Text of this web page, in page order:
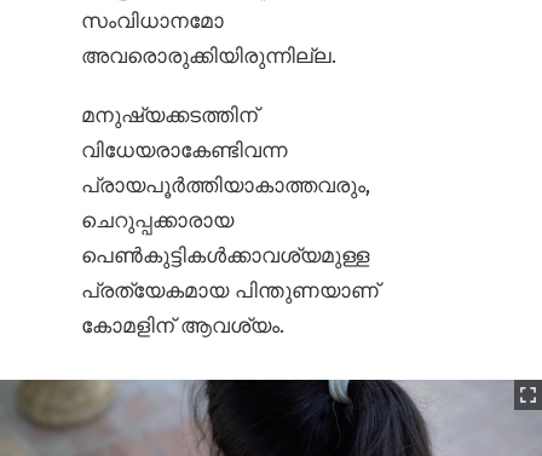
സംവിധാനമോ
അവരൊരുക്കിയിരുന്നില്ല.
മനുഷ്യക്കടത്തിന്
വിധേയരാകേണ്ടിവന്ന
പ്രായപൂർത്തിയാകാത്തവരും,
ചെറുപ്പക്കാരായ
പെൺകുട്ടികൾക്കാവശ്യമുള്ള
പ്രത്യേകമായ പിന്തുണയാണ്
കോമളിന് ആവശ്യം.